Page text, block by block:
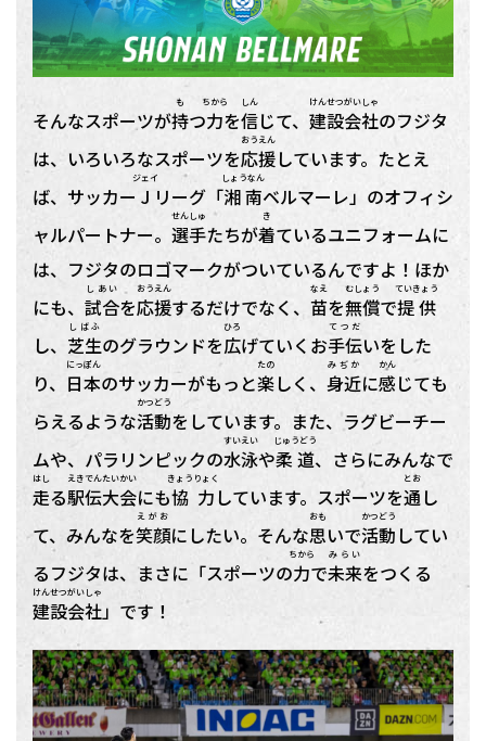
そんなスポーツが持
も
つ力
ちから
を信
しん
じて、 建設
けんせつ
会社
がいしゃ
のフジタ
は、いろいろなスポーツを応援
おうえん
しています。たとえ
ば、サッカー J
ジェイ
リーグ「湘南
しょうなん
ベルマーレ」のオフィシ
ャルパートナー。 選手
せんしゅ
たちが着
き
ているユニフォームに
は、フジタのロゴマークがついているんですよ！ほか
にも、 試合
しあい
を応援
おうえん
するだけでなく、 苗
なえ
を無償
むしょう
で提供
ていきょう
し、 芝生
しばふ
のグラウンドを広
ひろ
げていくお手伝
てつだ
いをした
り、 日本
にっぽん
のサッカーがもっと楽
たの
しく、 身近
みぢか
に感
かん
じても
らえるような活動
かつどう
をしています。また、ラグビーチー
ムや、パラリンピックの水泳
すいえい
や柔道
じゅうどう
、さらにみんなで
走
はし
る駅伝
えきでん
大会
たいかい
にも協力
きょうりょく
しています。スポーツを通
とお
し
て、みんなを笑顔
えがお
にしたい。そんな思
おも
いで活動
かつどう
してい
るフジタは、まさに「スポーツの力
ちから
で未来
みらい
をつくる
建設
けんせつ
会社
がいしゃ
」です！